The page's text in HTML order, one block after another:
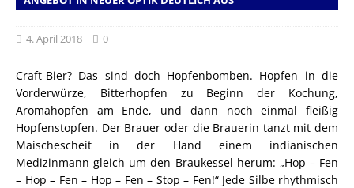
4. April 2018 0
Craft-Bier? Das sind doch Hopfenbomben. Hopfen in die
Vorderwürze, Bitterhopfen zu Beginn der Kochung,
Aromahopfen am Ende, und dann noch einmal fleißig
Hopfenstopfen. Der Brauer oder die Brauerin tanzt mit dem
Maischescheit in der Hand einem indianischen
Medizinmann gleich um den Braukessel herum: „Hop – Fen
– Hop – Fen – Hop – Fen – Stop – Fen!“ Jede Silbe rhythmisch